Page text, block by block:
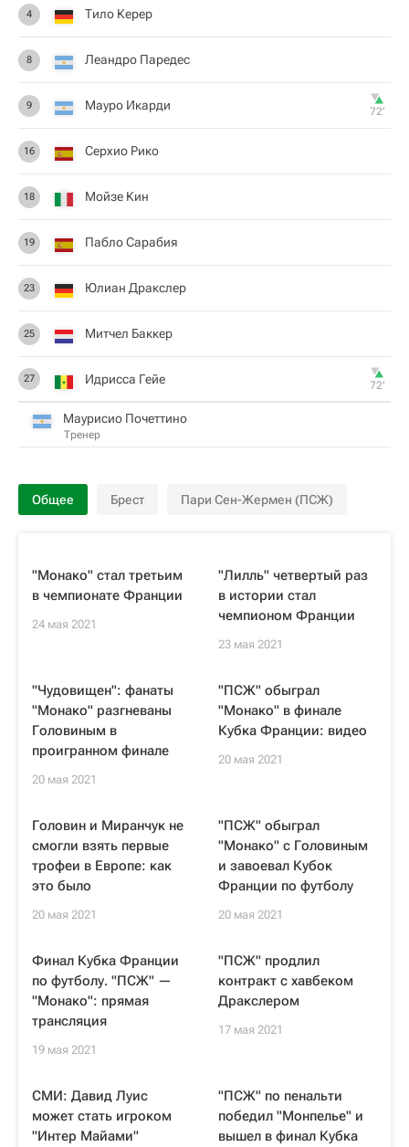
4 Тило Керер
8 Леандро Паредес
9 Мауро Икарди 72‎’‎
16 Серхио Рико
18 Мойзе Кин
19 Пабло Сарабия
23 Юлиан Дракслер
25 Митчел Баккер
27 Идрисса Гейе 72‎’‎
Маурисио Почеттино
Тренер
Общее Брест Пари Сен-Жермен (ПСЖ)
"Монако" стал третьим
в чемпионате Франции
24 мая 2021
"Лилль" четвертый раз
в истории стал
чемпионом Франции
23 мая 2021
"Чудовищен": фанаты
"Монако" разгневаны
Головиным в
проигранном финале
20 мая 2021
"ПСЖ" обыграл
"Монако" в финале
Кубка Франции: видео
20 мая 2021
Головин и Миранчук не
смогли взять первые
трофеи в Европе: как
это было
20 мая 2021
"ПСЖ" обыграл
"Монако" с Головиным
и завоевал Кубок
Франции по футболу
20 мая 2021
Финал Кубка Франции
по футболу. "ПСЖ" —
"Монако": прямая
трансляция
19 мая 2021
"ПСЖ" продлил
контракт с хавбеком
Дракслером
17 мая 2021
СМИ: Давид Луис
может стать игроком
"Интер Майами"
"ПСЖ" по пенальти
победил "Монпелье" и
вышел в финал Кубка